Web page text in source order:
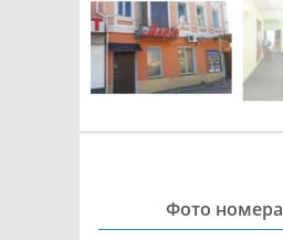
Фото номера